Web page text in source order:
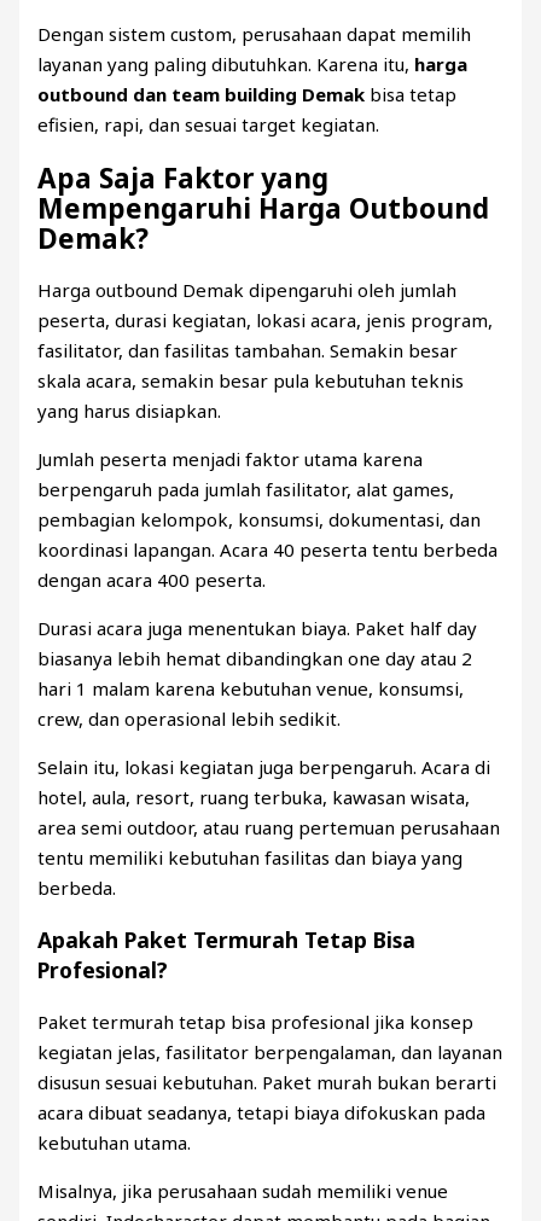
Dengan sistem custom, perusahaan dapat memilih
layanan yang paling dibutuhkan. Karena itu, harga
outbound dan team building Demak bisa tetap
efisien, rapi, dan sesuai target kegiatan.
Apa Saja Faktor yang
Mempengaruhi Harga Outbound
Demak?
Harga outbound Demak dipengaruhi oleh jumlah
peserta, durasi kegiatan, lokasi acara, jenis program,
fasilitator, dan fasilitas tambahan. Semakin besar
skala acara, semakin besar pula kebutuhan teknis
yang harus disiapkan.
Jumlah peserta menjadi faktor utama karena
berpengaruh pada jumlah fasilitator, alat games,
pembagian kelompok, konsumsi, dokumentasi, dan
koordinasi lapangan. Acara 40 peserta tentu berbeda
dengan acara 400 peserta.
Durasi acara juga menentukan biaya. Paket half day
biasanya lebih hemat dibandingkan one day atau 2
hari 1 malam karena kebutuhan venue, konsumsi,
crew, dan operasional lebih sedikit.
Selain itu, lokasi kegiatan juga berpengaruh. Acara di
hotel, aula, resort, ruang terbuka, kawasan wisata,
area semi outdoor, atau ruang pertemuan perusahaan
tentu memiliki kebutuhan fasilitas dan biaya yang
berbeda.
Apakah Paket Termurah Tetap Bisa
Profesional?
Paket termurah tetap bisa profesional jika konsep
kegiatan jelas, fasilitator berpengalaman, dan layanan
disusun sesuai kebutuhan. Paket murah bukan berarti
acara dibuat seadanya, tetapi biaya difokuskan pada
kebutuhan utama.
Misalnya, jika perusahaan sudah memiliki venue